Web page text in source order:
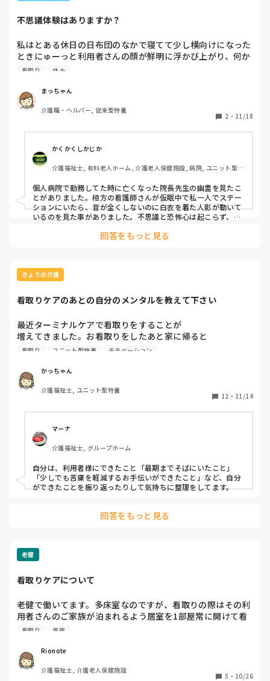
不思議体験はありますか？
私はとある休日の日布団のなかで寝てて少し横向けになった
ときにゅーっと利用者さんの顔が鮮明に浮かび上がり、何か
起こったなと感じました。翌日出勤するとその利用者さんは
線香の匂いがすると思ったらその後看取り対応の方が亡くな
ったと連絡があったりと、人と命を守り預かる仕事なのでこ
ういうこともあるだろうと思うのですが、皆さんはこういっ
看取り 休み
まっちゃん
介護職・ヘルパー, 従来型特養
2 ・ 11/18
かくかくしかじか
介護福祉士, 有料老人ホーム, 介護老人保健施設, 病院, ユニット型特
個人病院で勤務してた時に亡くなった院長先生の幽霊を見たこ
とがありました。相方の看護師さんが仮眠中で私一人でステー
ションにいたら、音が全くしないのに白衣を着た人影が動いて
いるのを見た事がありました。不思議と恐怖心は起こらず、亡
回答をもっと見る
きょうの介護
看取りケアのあとの自分のメンタルを教えて下さい
最近ターミナルケアで看取りをすることが
増えてきました。お看取りをしたあと家に帰ると
気持ちが哀しくて辛くなります。
心の切り替えや乗り越え方を教えてください。
よろしくお願いいたします🙇
看取り ユニット型特養 モチベーション
かっちゃん
介護福祉士, ユニット型特養
12 ・ 11/14
マーナ
介護福祉士, グループホーム
自分は、利用者様にできたこと「最期までそばにいたこと」
「少しでも苦痛を軽減するお手伝いができたこと」など、自分
ができたことを振り返ったりして気持ちに整理をしてます。
回答をもっと見る
老健
看取りケアについて
老健で働いてます。多床室なのですが、看取りの際はその利
用者さんのご家族が泊まれるよう居室を1部屋常に開けて看
取りの際はそこで看取りケアを行っています。
か？
看取り 家族
Rionote
介護福祉士, 介護老人保健施設
5 ・ 10/26